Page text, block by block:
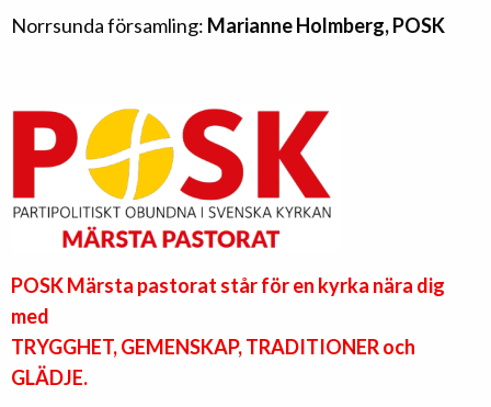
Norrsunda församling: Marianne Holmberg, POSK
POSK Märsta pastorat står för en kyrka nära dig
med
TRYGGHET, GEMENSKAP, TRADITIONER och
GLÄDJE.